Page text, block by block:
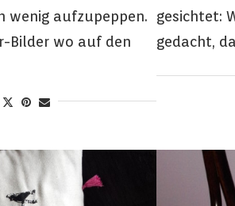
wenig aufzupeppen.
Bilder wo auf den
gesichtet:
gedacht,